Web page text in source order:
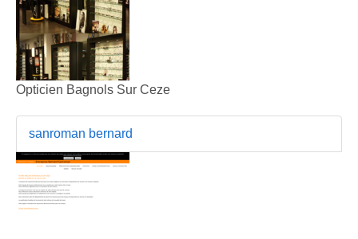
Opticien Bagnols Sur Ceze
sanroman bernard